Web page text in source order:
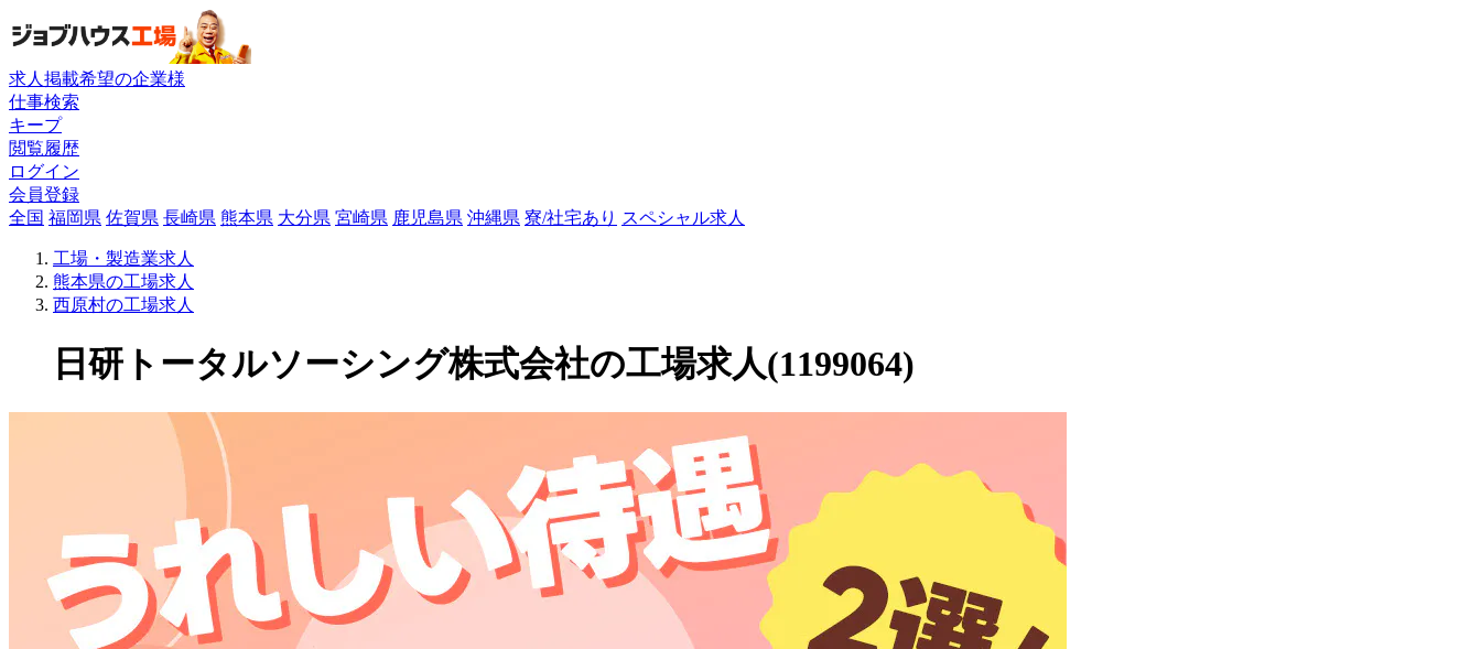
求人掲載希望の企業様
仕事検索
キープ
閲覧履歴
ログイン
会員登録
全国 福岡県 佐賀県 長崎県 熊本県 大分県 宮崎県 鹿児島県 沖縄県 寮/社宅あり スペシャル求人
工場・製造業求人
熊本県の工場求人
西原村の工場求人
日研トータルソーシング株式会社の工場求人(1199064)